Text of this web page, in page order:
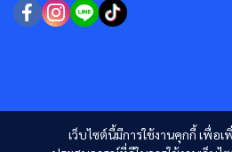
เว็บไซต์นี้มีการใช้งานคุกกี้ เพื่อ